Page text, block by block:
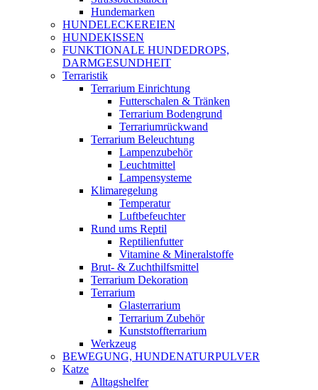
Hundemarken
HUNDELECKEREIEN
HUNDEKISSEN
FUNKTIONALE HUNDEDROPS,
DARMGESUNDHEIT
Terraristik
Terrarium Einrichtung
Futterschalen & Tränken
Terrarium Bodengrund
Terrariumrückwand
Terrarium Beleuchtung
Lampenzubehör
Leuchtmittel
Lampensysteme
Klimaregelung
Temperatur
Luftbefeuchter
Rund ums Reptil
Reptilienfutter
Vitamine & Mineralstoffe
Brut- & Zuchthilfsmittel
Terrarium Dekoration
Terrarium
Glasterrarium
Terrarium Zubehör
Kunststoffterrarium
Werkzeug
BEWEGUNG, HUNDENATURPULVER
Katze
Alltagshelfer